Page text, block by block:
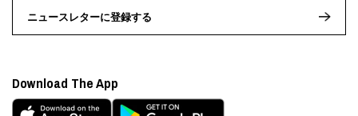
ニュースレターに登録する
Download The App